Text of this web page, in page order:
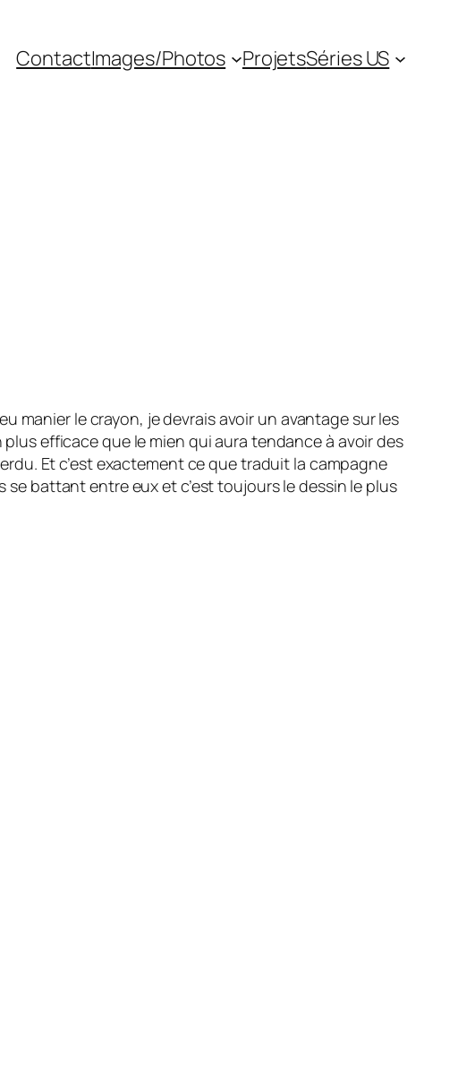
ContactImages/Photos ProjetsSéries US
manier le crayon, je devrais avoir un avantage sur les
efficace que le mien qui aura tendance à avoir des
Et c’est exactement ce que traduit la campagne
battant entre eux et c’est toujours le dessin le plus